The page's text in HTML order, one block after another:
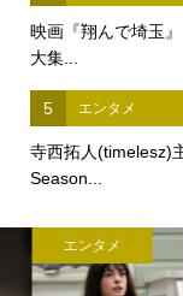
映画『翔んで埼玉
大集...
5 エンタメ
寺西拓人(timelesz)
Season...
エンタメ